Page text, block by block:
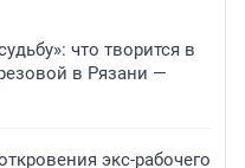
что творится в
в Рязани —
экс-рабочего